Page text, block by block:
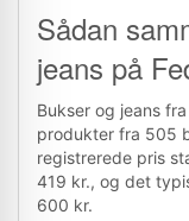
Sådan
jeans på
Bukser og jeans
produkter fra 505
registrerede pris
419 kr., og det
600 kr.